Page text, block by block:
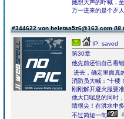
她想大声的呼喊，
万一进来的是个歹
#344622 von heletaa5z6@163.com
IP: saved
第30章
他先前还怕自己看
进去，确定里面真
消防员大喊：“十楼
刚刚解开避火服要
他大口喘息的同时
睛很尖！在洪水中
不过简短一句